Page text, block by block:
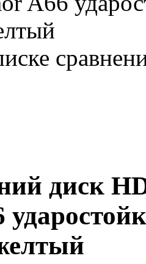
диск